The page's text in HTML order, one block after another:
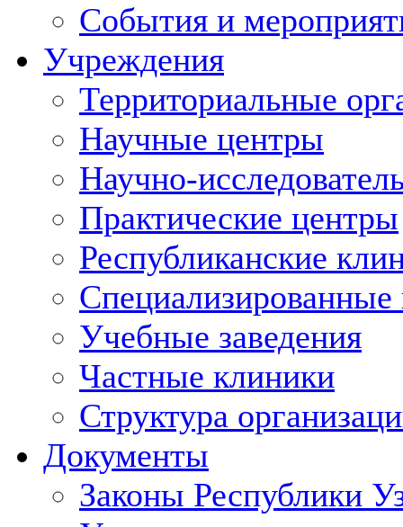
События и
Учреждения
Территориальные
Научные центры
Научно-
Практические центры
Республиканские
Учебные заведения
Частные клиники
Структура
Документы
Законы Республики